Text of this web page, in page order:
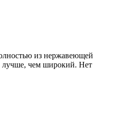
из нержавеющей
лучше, чем широкий. Нет